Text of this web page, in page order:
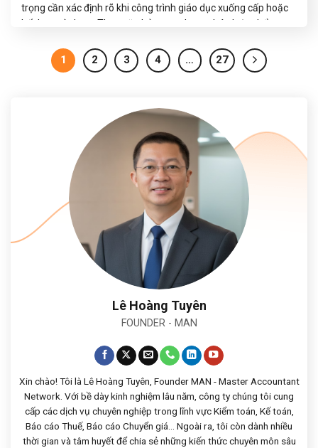
trọng cần xác định rõ khi công trình giáo dục xuống cấp hoặc
hết hạn sử dụng. Theo văn bản quy phạm pháp luật, thẩm
trình kết hợp…
1 2 3 4 … 27
Lê Hoàng Tuyên
FOUNDER - MAN
Xin chào! Tôi là Lê Hoàng Tuyên, Founder MAN - Master Accountant
Network. Với bề dày kinh nghiệm lâu năm, công ty chúng tôi cung
cấp các dịch vụ chuyên nghiệp trong lĩnh vực Kiểm toán, Kế toán,
Báo cáo Thuế, Báo cáo Chuyển giá... Ngoài ra, tôi còn dành nhiều
thời gian và tâm huyết để chia sẻ những kiến thức chuyên môn sâu